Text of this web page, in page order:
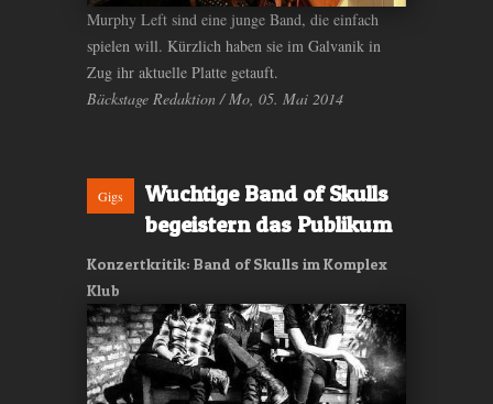
Murphy Left sind eine junge Band, die einfach
spielen will. Kürzlich haben sie im Galvanik in
Zug ihr aktuelle Platte getauft.
Bäckstage Redaktion / Mo, 05. Mai 2014
Gigs
Wuchtige Band of Skulls
begeistern das Publikum
Konzertkritik: Band of Skulls im Komplex
Klub